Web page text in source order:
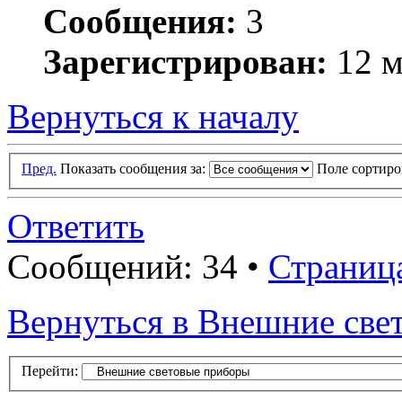
Сообщения: 3
Зарегистрирован: 12
Вернуться к началу
Пред. Показать сообщения за: Поле
Ответить
Сообщений: 34 •
Вернуться в Внешние
Перейти: